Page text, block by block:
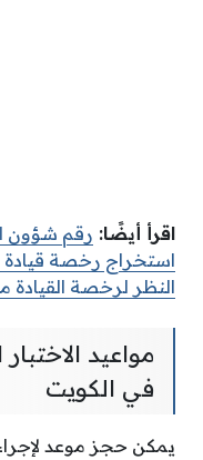
اقرأ أيضًا: رقم شؤون
استخراج رخصة قيادة
النظر لرخصة القيادة
مواعيد
في الكويت
يمكن حجز موعد